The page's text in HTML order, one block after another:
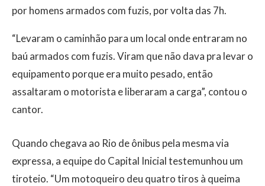
por homens armados com fuzis, por volta das 7h.
“Levaram o caminhão para um local onde entraram no
baú armados com fuzis. Viram que não dava pra levar o
equipamento porque era muito pesado, então
assaltaram o motorista e liberaram a carga”, contou o
cantor.
Quando chegava ao Rio de ônibus pela mesma via
expressa, a equipe do Capital Inicial testemunhou um
tiroteio. “Um motoqueiro deu quatro tiros à queima